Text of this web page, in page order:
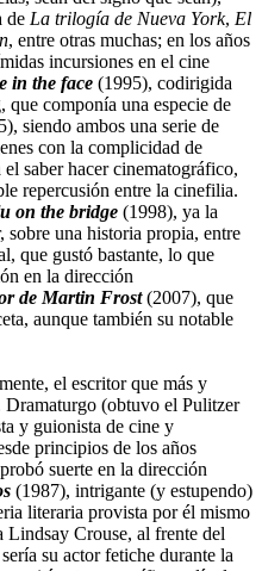
de La trilogía de Nueva York, El
, entre otras muchas; en los años
incursiones en el cine
in the face (1995), codirigida
que componía una especie de
siendo ambos una serie de
con la complicidad de
saber hacer cinematográfico,
repercusión entre la cinefilia.
on the bridge (1998), ya la
una historia propia, entre
que gustó bastante, lo que
en la dirección
de Martin Frost(2007), que
aunque también su notable
el escritor que más y
(obtuvo el Pulitzer
y guionista de cine y
principios de los años
suerte en la dirección
(1987), intrigante (y estupendo)
literaria provista por él mismo
Lindsay Crouse, al frente del
su actor fetiche durante la